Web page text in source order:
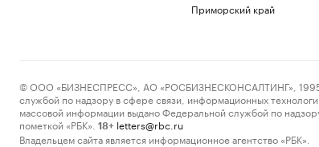
Приморский край
© ООО «БИЗНЕСПРЕСС», АО «РОСБИЗНЕСКОНСАЛТИНГ»,
службой по надзору в сфере связи, информационных
массовой информации выдано Федеральной службой по
пометкой «РБК».
18+ letters@rbc.ru
Владельцем сайта является информационное агентство «РБК».